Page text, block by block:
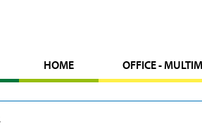
HOME OFFICE -